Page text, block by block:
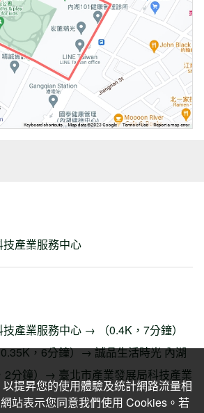
產業服務中心
產業服務中心 → （0.4K，7分鐘）
，6分鐘）→ 誠品生活時光 內湖
分鐘）→ 臺北市產業發展局科技產業
提昇您的使用體驗及統計網路流量相
站表示您同意我們使用 Cookies。若